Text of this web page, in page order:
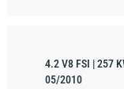
4.2 V8 FSI | 257
05/2010